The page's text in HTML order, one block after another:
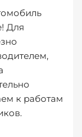
Для
к работам